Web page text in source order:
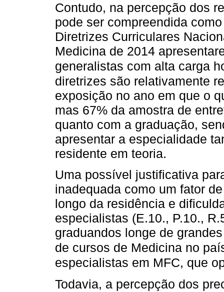
Contudo, na percepção dos
pode ser compreendida
Diretrizes Curriculares
Medicina de 2014
generalistas com alta carga
diretrizes são relativamente
exposição no ano em que o
mas 67% da amostra de
quanto com a graduação,
apresentar a especialidade
residente em teoria.
Uma possível justificativa
inadequada como um fator
longo da residência e
especialistas (E.10., P.10.,
graduandos longe de
de cursos de Medicina no
especialistas em MFC, que
Todavia, a percepção dos